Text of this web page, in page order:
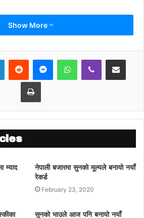
Show More
LinkedInReddit MessengerWhatsAppViber Share via Email
Print
म्याद
नेपाली बजारमा सुनको मूल्यले बनायो नयाँ
रेकर्ड
February 23, 2020
सुनको भाउले आज पनि बनायो नयाँ